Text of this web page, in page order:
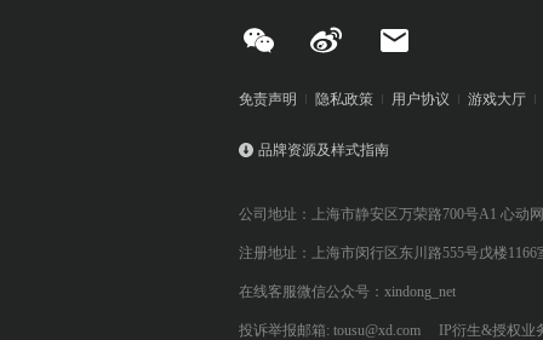
免责声明 隐私政策 用户协议 游戏大厅
品牌资源及样式指南
公司地址：上海市静安区万荣路700号A1 心动
注册地址：上海市闵行区东川路555号戊楼1166
在线客服微信公众号：xindong_net
投诉举报邮箱: tousu@xd.com IP衍生&授权业